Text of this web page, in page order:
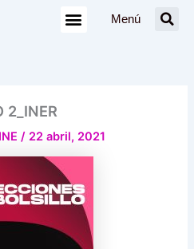
Menú
2_INER
INE/ 22 abril, 2021